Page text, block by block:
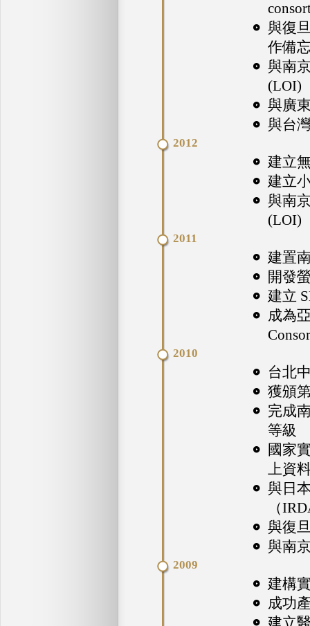
與復
作備
與南
(LOI)
與廣
與台
2012
建立
建立
與南
(LOI)
2011
建置
開發
建立
成為
2010
台北
獲頒
完成
等級
國家
上資
與日
（
與復
與南
2009
建構
成功
建立